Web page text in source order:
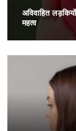
अविवाहित
महत्व